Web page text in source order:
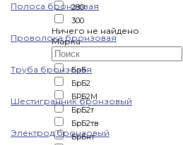
Полоса бронзовая
Проволока бронзовая
Труба бронзовая
Шестигранник бронзовый
Электрод бронзовый
280
300
Ничего не найдено
Марка
БрБ
БрБ2
БРБ2М
БрБ2т
БрБ2тв
БрБнт